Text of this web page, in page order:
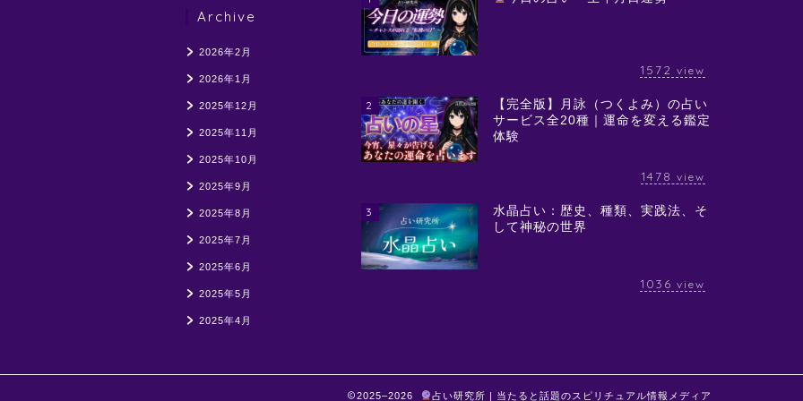
Archive
2026年2月
2026年1月
2025年12月
2025年11月
2025年10月
2025年9月
2025年8月
2025年7月
2025年6月
2025年5月
2025年4月
1572 view
2
【完全版】月詠（つくよみ）の占い
サービス全20種｜運命を変える鑑定
体験
1478 view
3
水晶占い：歴史、種類、実践法、そ
して神秘の世界
1036 view
2025–2026 占い研究所 | 当たると話題のスピリチュアル情報メディア